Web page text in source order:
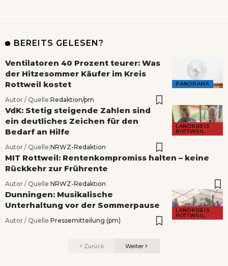
BEREITS GELESEN?
PANORAMA
Ventilatoren 40 Prozent teurer: Was
der Hitzesommer Käufer im Kreis
Rottweil kostet
Autor / Quelle:Redaktion/pm
LANDKREIS
ROTTWEIL
VdK: Stetig steigende Zahlen sind
ein deutliches Zeichen für den
Bedarf an Hilfe
Autor / Quelle:NRWZ-Redaktion
MIT Rottweil: Rentenkompromiss halten – keine
Rückkehr zur Frührente
Autor / Quelle:NRWZ-Redaktion
LANDKREIS
ROTTWEIL
Dunningen: Musikalische
Unterhaltung vor der Sommerpause
Autor / Quelle:Pressemitteilung (pm)
Zurück Weiter